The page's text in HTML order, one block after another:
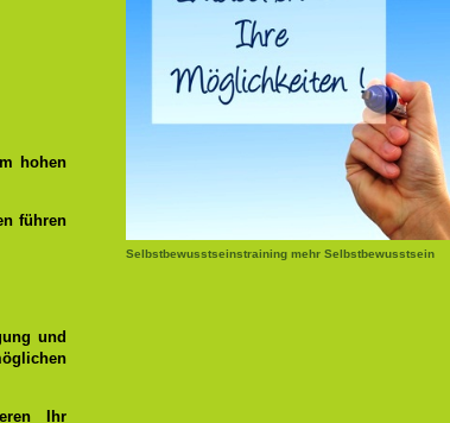
Selbstbewusstseinstraining mehr Selbstbewusstsein
hohen
führen
und
Ihr